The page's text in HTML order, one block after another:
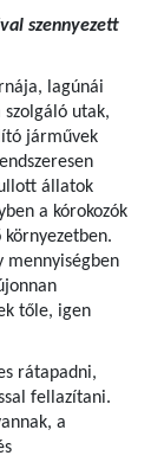
szennyezett
lagúnái
utak,
járművek
állatok
a kórokozók
mennyiségben
tőle, igen
rátapadni,
fellazítani.
a